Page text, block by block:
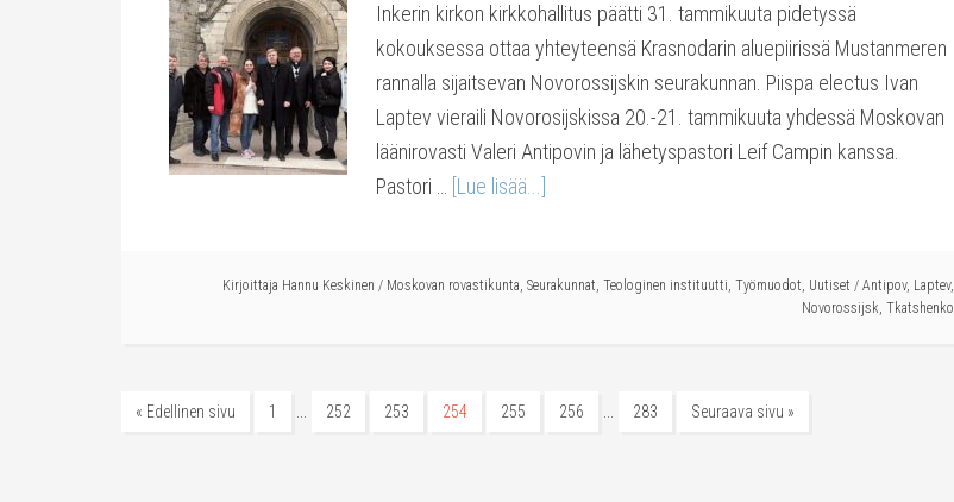
Inkerin kirkon kirkkohallitus päätti 31. tammikuuta pidetyssä
kokouksessa ottaa yhteyteensä Krasnodarin aluepiirissä Mustanmeren
rannalla sijaitsevan Novorossijskin seurakunnan. Piispa electus Ivan
Laptev vieraili Novorosijskissa 20.-21. tammikuuta yhdessä Moskovan
läänirovasti Valeri Antipovin ja lähetyspastori Leif Campin kanssa.
Pastori …
[Lue lisää...]
Kirjoittaja Hannu Keskinen / Moskovan rovastikunta, Seurakunnat, Teologinen instituutti, Työmuodot, Uutiset / Antipov, Laptev,
Novorossijsk, Tkatshenko
« Edellinen sivu 1 252 253 254 255 256 283 Seuraava sivu »